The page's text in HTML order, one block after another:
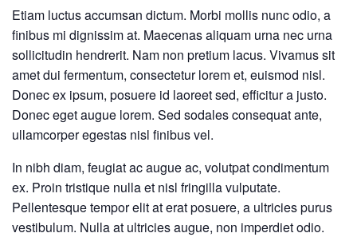
Etiam luctus accumsan dictum. Morbi mollis nunc odio, a
finibus mi dignissim at. Maecenas aliquam urna nec urna
sollicitudin hendrerit. Nam non pretium lacus. Vivamus sit
amet dui fermentum, consectetur lorem et, euismod nisl.
Donec ex ipsum, posuere id laoreet sed, efficitur a justo.
Donec eget augue lorem. Sed sodales consequat ante,
ullamcorper egestas nisl finibus vel.
In nibh diam, feugiat ac augue ac, volutpat condimentum
ex. Proin tristique nulla et nisl fringilla vulputate.
Pellentesque tempor elit at erat posuere, a ultricies purus
vestibulum. Nulla at ultricies augue, non imperdiet odio.